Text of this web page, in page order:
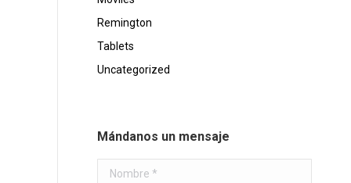
Remington
Tablets
Uncategorized
Mándanos un mensaje
Nombre *